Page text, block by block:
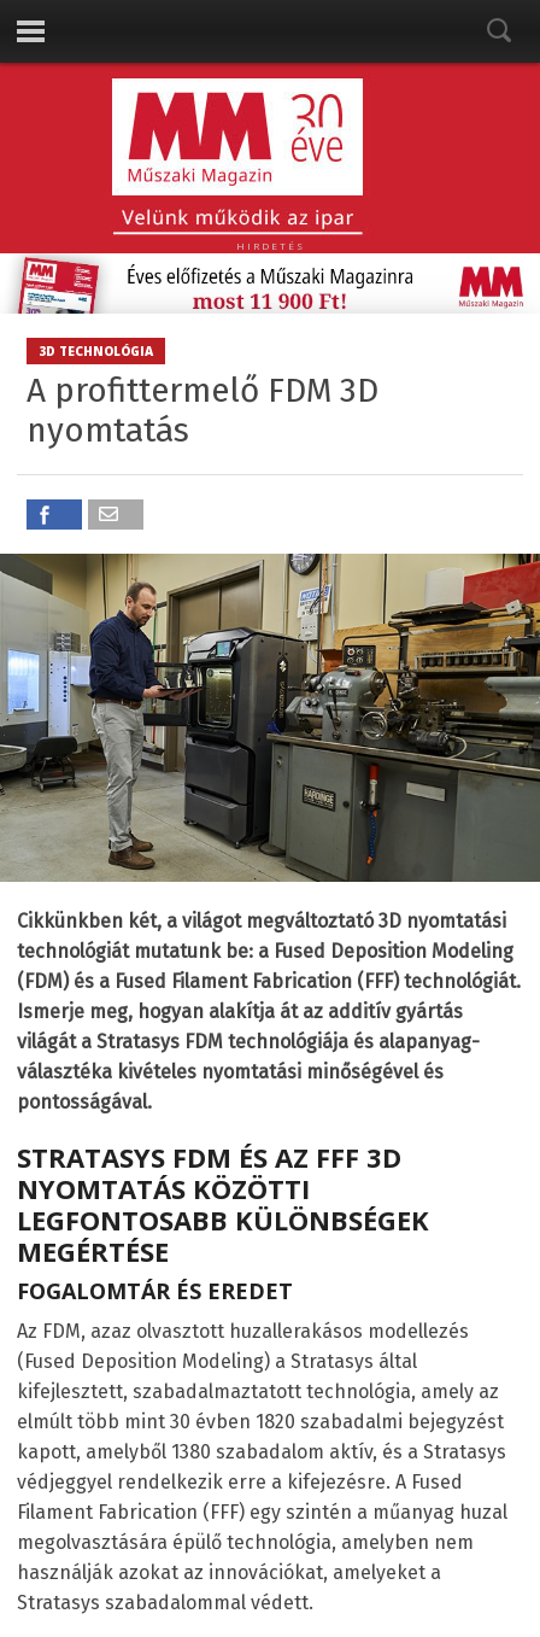
HIRDETÉS
3D TECHNOLÓGIA
A profittermelő FDM 3D
nyomtatás
Cikkünkben két, a világot megváltoztató 3D nyomtatási
technológiát mutatunk be: a Fused Deposition Modeling
(FDM) és a Fused Filament Fabrication (FFF) technológiát.
Ismerje meg, hogyan alakítja át az additív gyártás
világát a Stratasys FDM technológiája és alapanyag-
választéka kivételes nyomtatási minőségével és
pontosságával.
STRATASYS FDM ÉS AZ FFF 3D
NYOMTATÁS KÖZÖTTI
LEGFONTOSABB KÜLÖNBSÉGEK
MEGÉRTÉSE
FOGALOMTÁR ÉS EREDET
Az FDM, azaz olvasztott huzallerakásos modellezés
(Fused Deposition Modeling) a Stratasys által
kifejlesztett, szabadalmaztatott technológia, amely az
elmúlt több mint 30 évben 1820 szabadalmi bejegyzést
kapott, amelyből 1380 szabadalom aktív, és a Stratasys
védjeggyel rendelkezik erre a kifejezésre. A Fused
Filament Fabrication (FFF) egy szintén a műanyag huzal
megolvasztására épülő technológia, amelyben nem
használják azokat az innovációkat, amelyeket a
Stratasys szabadalommal védett.